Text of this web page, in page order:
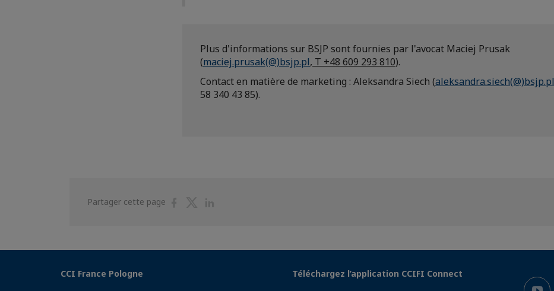
Plus d'informations sur BSJP sont fournies par l'avocat Maciej Prusak
(maciej.prusak(@)bsjp.pl, T +48 609 293 810).
Contact en matière de marketing : Aleksandra Siech (aleksandra.siech(@)bsjp.pl
58 340 43 85).
Partager cette page
PartagerPartager
CCI France Pologne Téléchargez l’application CCIFI Connect